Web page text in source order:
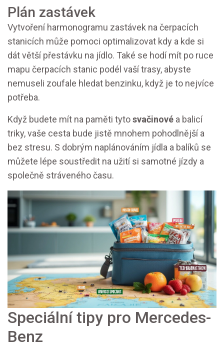
Plán zastávek
Vytvoření harmonogramu zastávek na čerpacích
stanicích může pomoci optimalizovat kdy a kde si
dát větší přestávku na jídlo. Také se hodí mít po ruce
mapu čerpacích stanic podél vaší trasy, abyste
nemuseli zoufale hledat benzinku, když je to nejvíce
potřeba.
Když budete mít na paměti tytosvačinové a balicí
triky, vaše cesta bude jistě mnohem pohodlnější a
bez stresu. S dobrým naplánováním jídla a balíků se
můžete lépe soustředit na užití si samotné jízdy a
společně stráveného času.
Speciální tipy pro Mercedes-
Benz